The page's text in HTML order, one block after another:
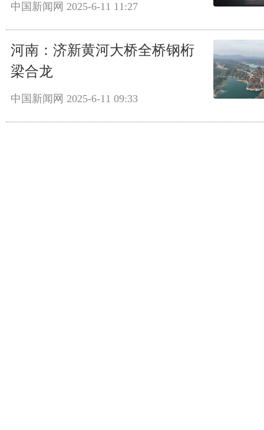
中国新闻网 2025-6-11 11:27
河南：济新黄河大桥全桥钢桁
梁合龙
中国新闻网 2025-6-11 09:33